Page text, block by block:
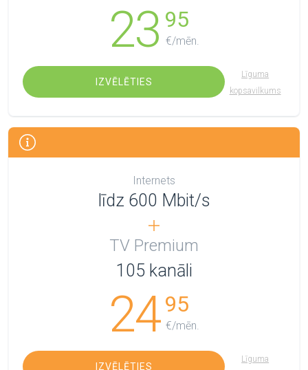
23 95
€/mēn.
IZVĒLĒTIES
Līguma
kopsavilkums
Internets
līdz 600 Mbit/s
TV Premium
105 kanāli
2495
€/mēn.
IZVĒLĒTIES
Līguma